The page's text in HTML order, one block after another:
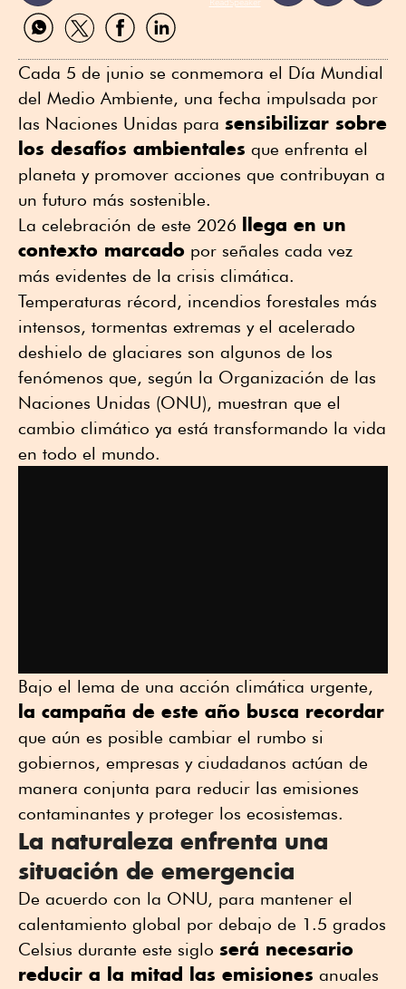
Compartir
por
Compartir
por
Compartir
por
Compartir
por
Cada 5 de junio se conmemora el Día Mundial
del Medio Ambiente, una fecha impulsada por
las Naciones Unidas para sensibilizar sobre
los desafíos ambientales que enfrenta el
planeta y promover acciones que contribuyan a
un futuro más sostenible.
La celebración de este 2026 llega en un
contexto marcado por señales cada vez
más evidentes de la crisis climática.
Temperaturas récord, incendios forestales más
intensos, tormentas extremas y el acelerado
deshielo de glaciares son algunos de los
fenómenos que, según la Organización de las
Naciones Unidas (ONU), muestran que el
cambio climático ya está transformando la vida
en todo el mundo.
Bajo el lema de una acción climática urgente,
la campaña de este año busca recordar
que aún es posible cambiar el rumbo si
gobiernos, empresas y ciudadanos actúan de
manera conjunta para reducir las emisiones
contaminantes y proteger los ecosistemas.
La naturaleza enfrenta una
situación de emergencia
De acuerdo con la ONU, para mantener el
calentamiento global por debajo de 1.5 grados
Celsius durante este siglo será necesario
reducir a la mitad las emisiones anuales